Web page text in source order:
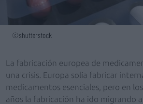
©shutterstock
La fabricación europea de
una crisis. Europa solía fabricar
medicamentos esenciales, pero en
años la fabricación ha ido migrando